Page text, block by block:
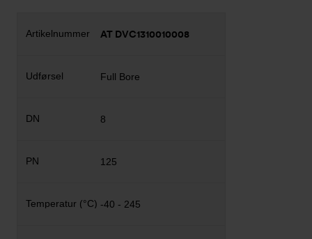
AT DVC1310010008
Full Bore
8
125
-40 - 245